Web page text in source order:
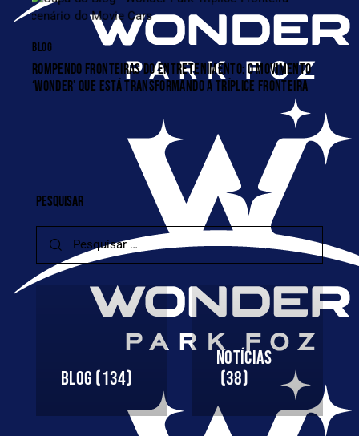
BLOG
ROMPENDO FRONTEIRAS DO ENTRETENIMENTO: O MOVIMENTO
‘WONDER’ QUE ESTÁ TRANSFORMANDO A TRÍPLICE FRONTEIRA
PESQUISAR
BLOG (134)
NOTÍCIAS
(38)